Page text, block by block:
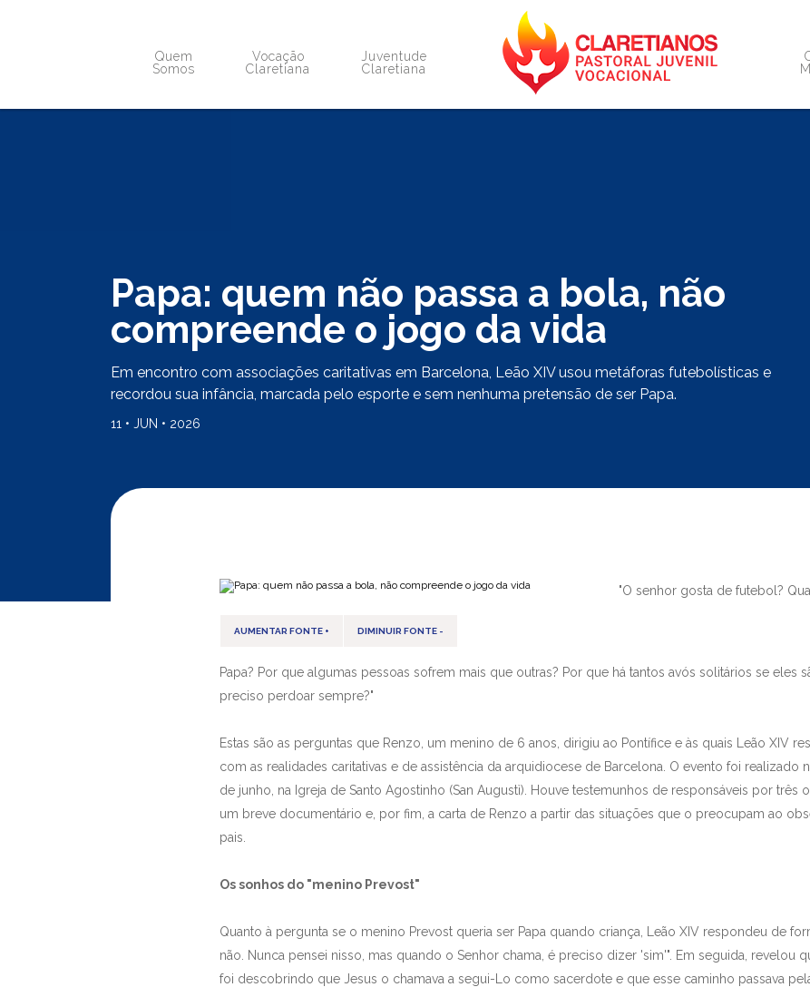
Quem
Somos
Vocação
Claretiana
Juventude
Claretiana
Papa: quem não passa a bola, não
compreende o jogo da vida
Em encontro com associações caritativas em Barcelona, Leão XIV usou metáforas futebolísticas e
recordou sua infância, marcada pelo esporte e sem nenhuma pretensão de ser Papa.
11 • JUN • 2026
AUMENTAR FONTE + DIMINUIR FONTE -
"O senhor gosta de futebol?
Papa? Por que algumas pessoas sofrem mais que outras? Por que há tantos avós solitários se eles
preciso perdoar sempre?"
Estas são as perguntas que Renzo, um menino de 6 anos, dirigiu ao Pontífice e às quais Leão XIV
com as realidades caritativas e de assistência da arquidiocese de Barcelona. O evento foi realizado
de junho, na Igreja de Santo Agostinho (San Augustì). Houve testemunhos de responsáveis por três
um breve documentário e, por fim, a carta de Renzo a partir das situações que o preocupam ao
pais.
Os sonhos do "menino Prevost"
Quanto à pergunta se o menino Prevost queria ser Papa quando criança, Leão XIV respondeu de
não. Nunca pensei nisso, mas quando o Senhor chama, é preciso dizer 'sim'". Em seguida, revelou
foi descobrindo que Jesus o chamava a segui-Lo como sacerdote e que esse caminho passava